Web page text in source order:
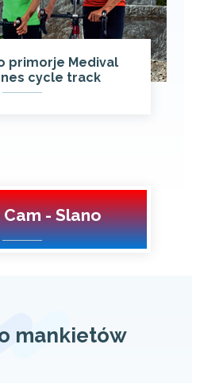
primorje Medival
cycle track
- Slano
mankietów